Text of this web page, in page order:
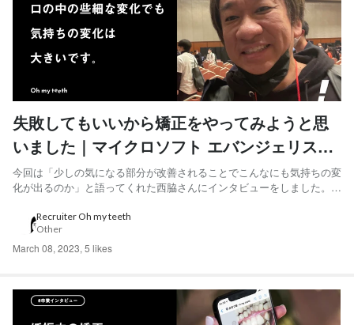
失敗してもいいから矯正をやってみようと思
いました｜マイクロソフト エバンジェリスト
西脇資哲さん 卒業インタビュー
今回は「少しの気になる部分が改善されることでこんなにも気持ちの変
化が出るのか」と語ってくれた西脇さんにインタビューをしました。
して、Oh my teeth利用ユーザーのインタビュー記事を連載していま
す。 過去の記事はこち...
Recruiter Oh my teeth
Other
March 08, 2023, 5 likes